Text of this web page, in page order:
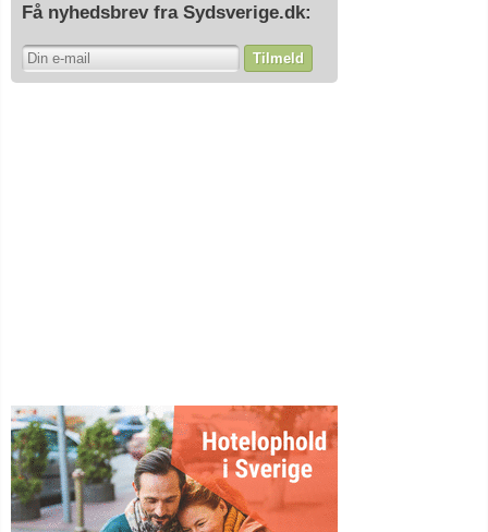
Få nyhedsbrev fra Sydsverige.dk:
Tilmeld